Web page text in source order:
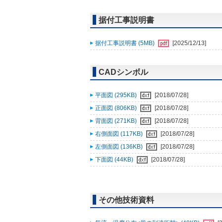
据付工事説明書
据付工事説明書 (5MB) [2025/12/13]
CADシンボル
平面図 (295KB)
[2018/07/28]
正面図 (806KB)
[2018/07/28]
背面図 (271KB)
[2018/07/28]
右側面図 (117KB)
[2018/07/28]
左側面図 (136KB)
[2018/07/28]
下面図 (44KB)
[2018/07/28]
その他技術資料